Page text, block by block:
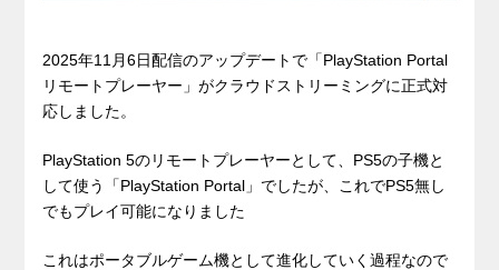
2025年11月6日配信のアップデートで「PlayStation Portal
リモートプレーヤー」がクラウドストリーミングに正式対
応しました。
PlayStation 5のリモートプレーヤーとして、PS5の子機と
して使う「PlayStation Portal」でしたが、これでPS5無し
でもプレイ可能になりました
これはポータブルゲーム機として進化していく過程なので